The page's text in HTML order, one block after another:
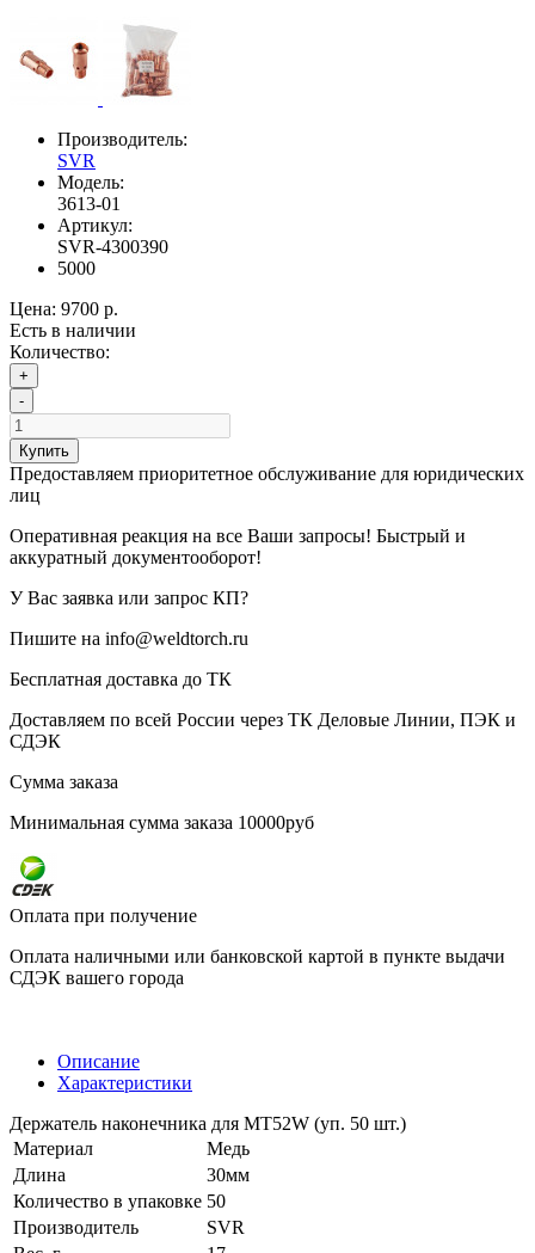
Производитель:
SVR
Модель:
3613-01
Артикул:
SVR-4300390
5000
Цена: 9700 р.
Есть в наличии
Количество:
+
-
Купить
Предоставляем приоритетное обслуживание для юридических
лиц
Оперативная реакция на все Ваши запросы! Быстрый и
аккуратный документооборот!
У Вас заявка или запрос КП?
Пишите на info@weldtorch.ru
Бесплатная доставка до ТК
Доставляем по всей России через ТК Деловые Линии, ПЭК и
СДЭК
Сумма заказа
Минимальная сумма заказа 10000руб
Оплата при получение
Оплата наличными или банковской картой в пункте выдачи
СДЭК вашего города
Описание
Характеристики
Держатель наконечника для MT52W (уп. 50 шт.)
Материал
Медь
Длина
30мм
Количество в упаковке 50
Производитель
SVR